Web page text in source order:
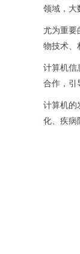
领域，大
尤为重要
物技术、
计算机信
合作，引
计算机的
化、疾病